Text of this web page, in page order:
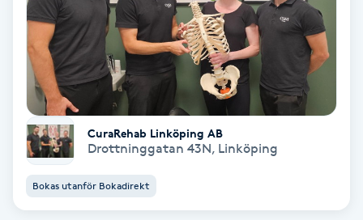
Skinbooster
Sklerosering
Skoinlägg
Skägg
Skäggfärgning
CuraRehab Linköping AB
Drottninggatan 43N, Linköping
Bokas utanför Bokadirekt